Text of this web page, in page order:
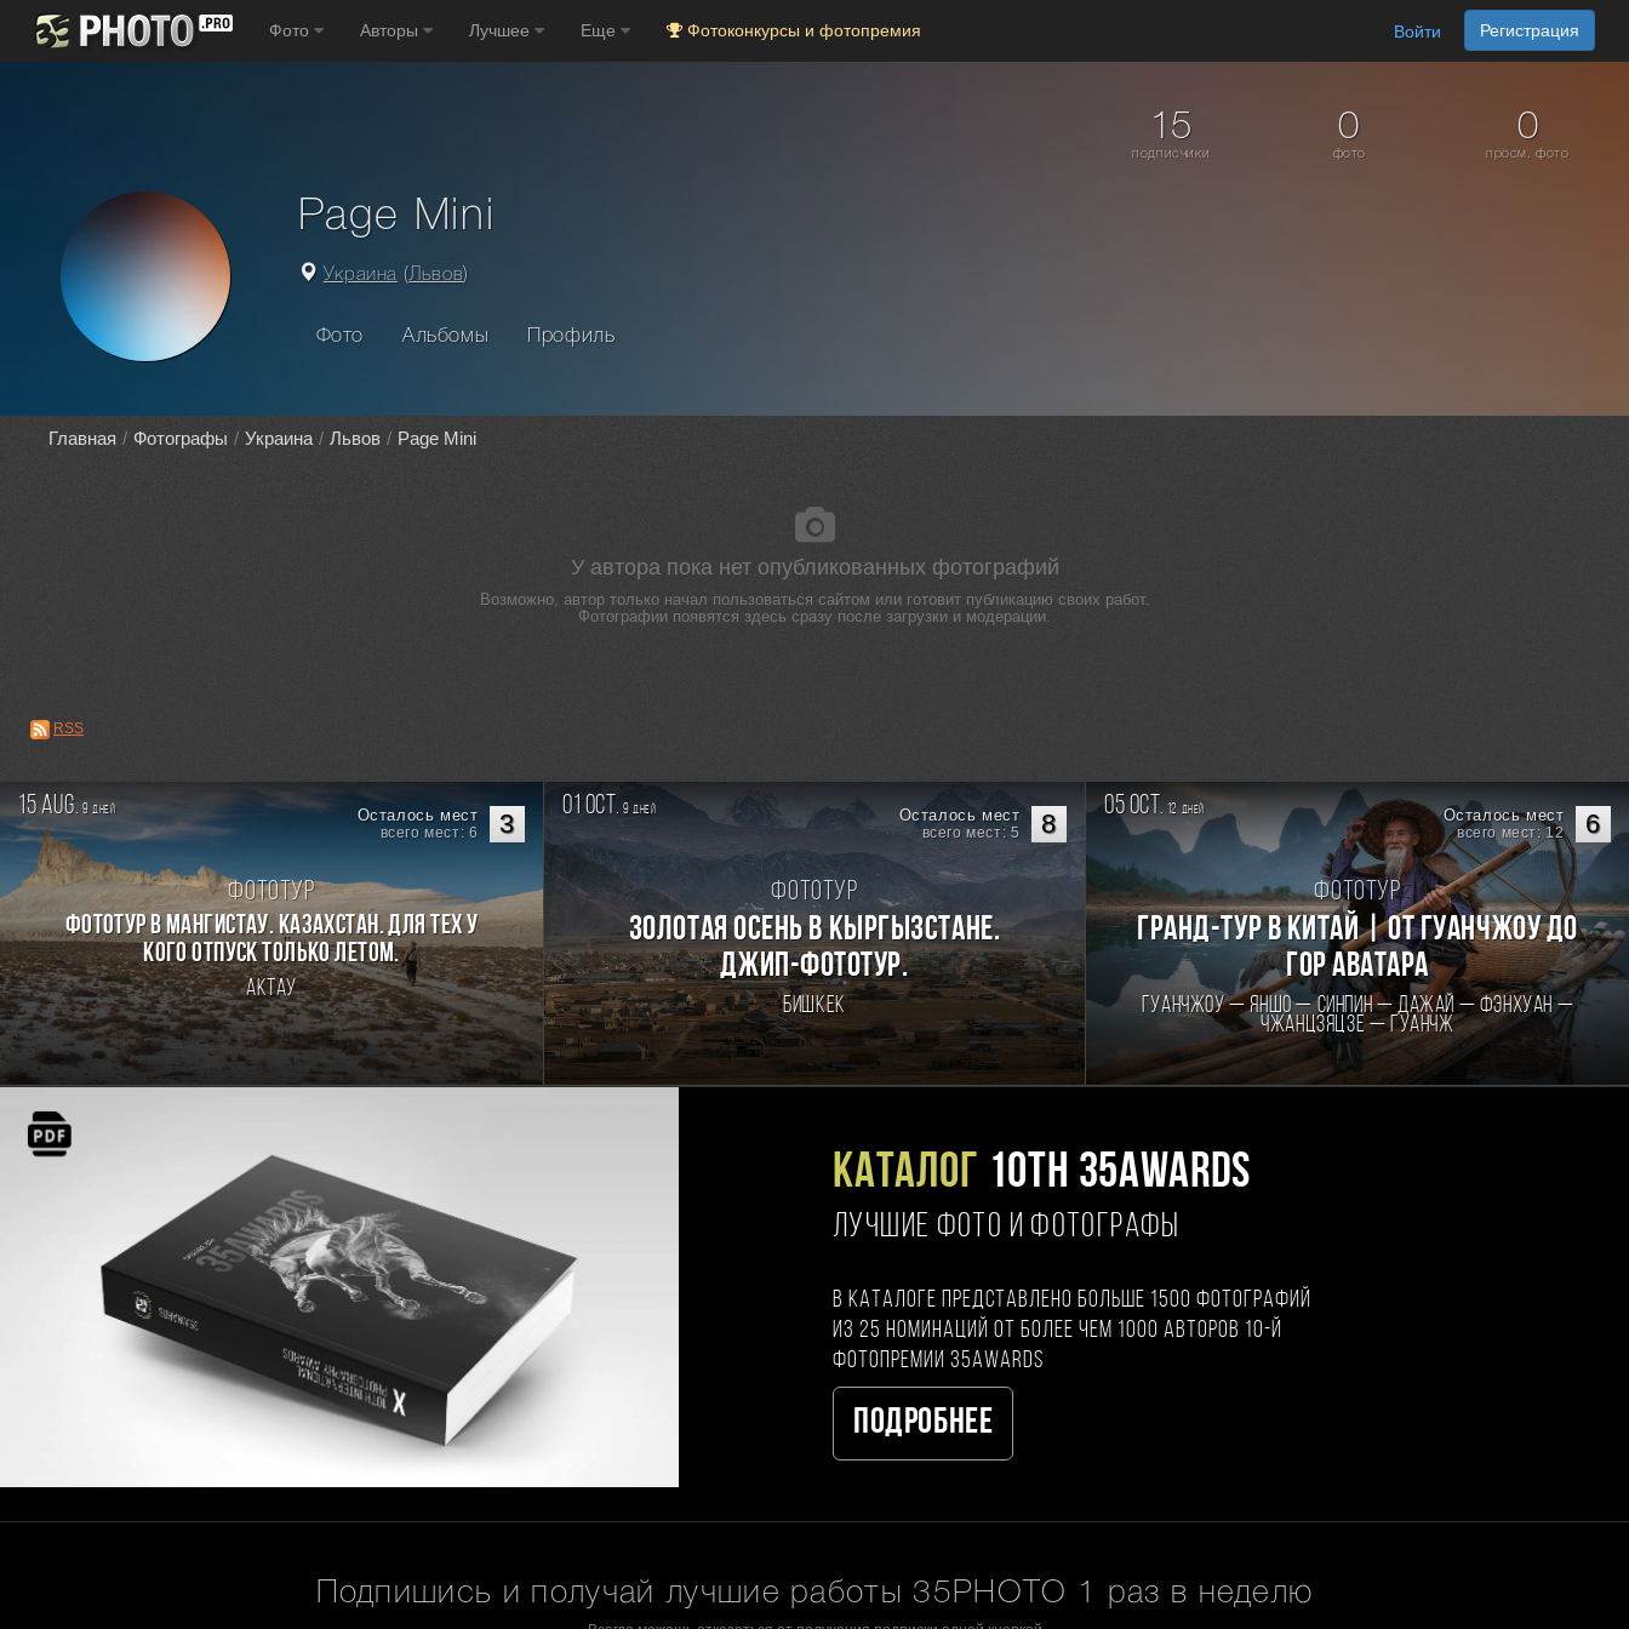
Фото Авторы Лучшее Еще Фотоконкурсы и фотопремия Войти Регистрация
15
подписчики
0
фото
0
просм. фото
Page Mini
Украина (Львов)
Фото Альбомы Профиль
Главная Фотографы Украина Львов Page Mini
У автора пока нет опубликованных фотографий
Возможно, автор только начал пользоваться сайтом или готовит публикацию своих работ.
Фотографии появятся здесь сразу после загрузки и модерации.
RSS
15 aug. 9дней 3
Осталось мест
всего мест: 6
Фототур
Фототур в Мангистау. Казахстан. Для тех у
кого отпуск только летом.
Актау
01 oct. 9дней 8
Осталось мест
всего мест: 5
Фототур
Золотая осень в Кыргызстане.
Джип-фототур.
Бишкек
05 oct. 12 дней 6
Осталось мест
всего мест: 12
Фототур
Гранд-тур в Китай | От Гуанчжоу до
гор Аватара
Гуанчжоу — Яншо — Синпин — Дажай — Фэнхуан —
Чжанцзяцзе — Гуанчж
Каталог 10TH 35AWARDS
ЛУЧШИЕ ФОТО И ФОТОГРАФЫ
В каталоге представлено больше 1500 фотографий
из 25 номинаций от более чем 1000 авторов 10-й
фотопремии 35AWARDS
Подробнее
Подпишись и получай лучшие работы 35PHOTO 1 раз в неделю